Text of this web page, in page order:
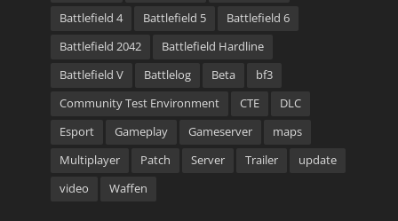
Battlefield 4
Battlefield 5
Battlefield 6
Battlefield 2042
Battlefield Hardline
Battlefield V
Battlelog Beta
bf3
Community Test Environment
CTE
DLC
Esport
Gameplay Gameserver
maps
Multiplayer
Patch Server Trailer
update
video
Waffen